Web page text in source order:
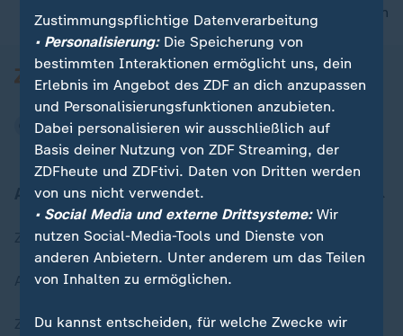
nach oben
Aktuell bei ZDFheute
Zuletzt veröffentlicht
Aktuelle Sendungs-Videos
ZDFheute Stories
Zustimmungspflichtige Datenverarbeitung
• Personalisierung:Die Speicherung von
bestimmten Interaktionen ermöglicht uns, dein
Erlebnis im Angebot des ZDF an dich anzupassen
und Personalisierungsfunktionen anzubieten.
Dabei personalisieren wir ausschließlich auf
Basis deiner Nutzung von ZDF Streaming, der
ZDFheute und ZDFtivi. Daten von Dritten werden
von uns nicht verwendet.
• Social Media und externe Drittsysteme:Wir
nutzen Social-Media-Tools und Dienste von
anderen Anbietern. Unter anderem um das Teilen
von Inhalten zu ermöglichen.
Du kannst entscheiden, für welche Zwecke wir